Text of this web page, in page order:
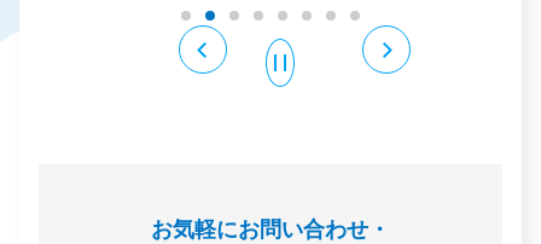
お気軽にお問い合わせ・